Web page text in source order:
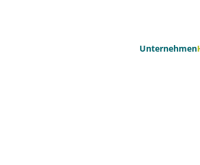
Unternehmen